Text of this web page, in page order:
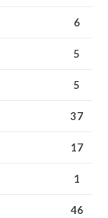
6
5
5
37
17
1
46